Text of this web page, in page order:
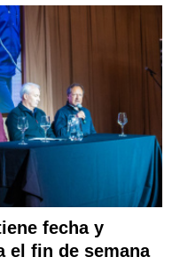
fecha y
el fin de semana